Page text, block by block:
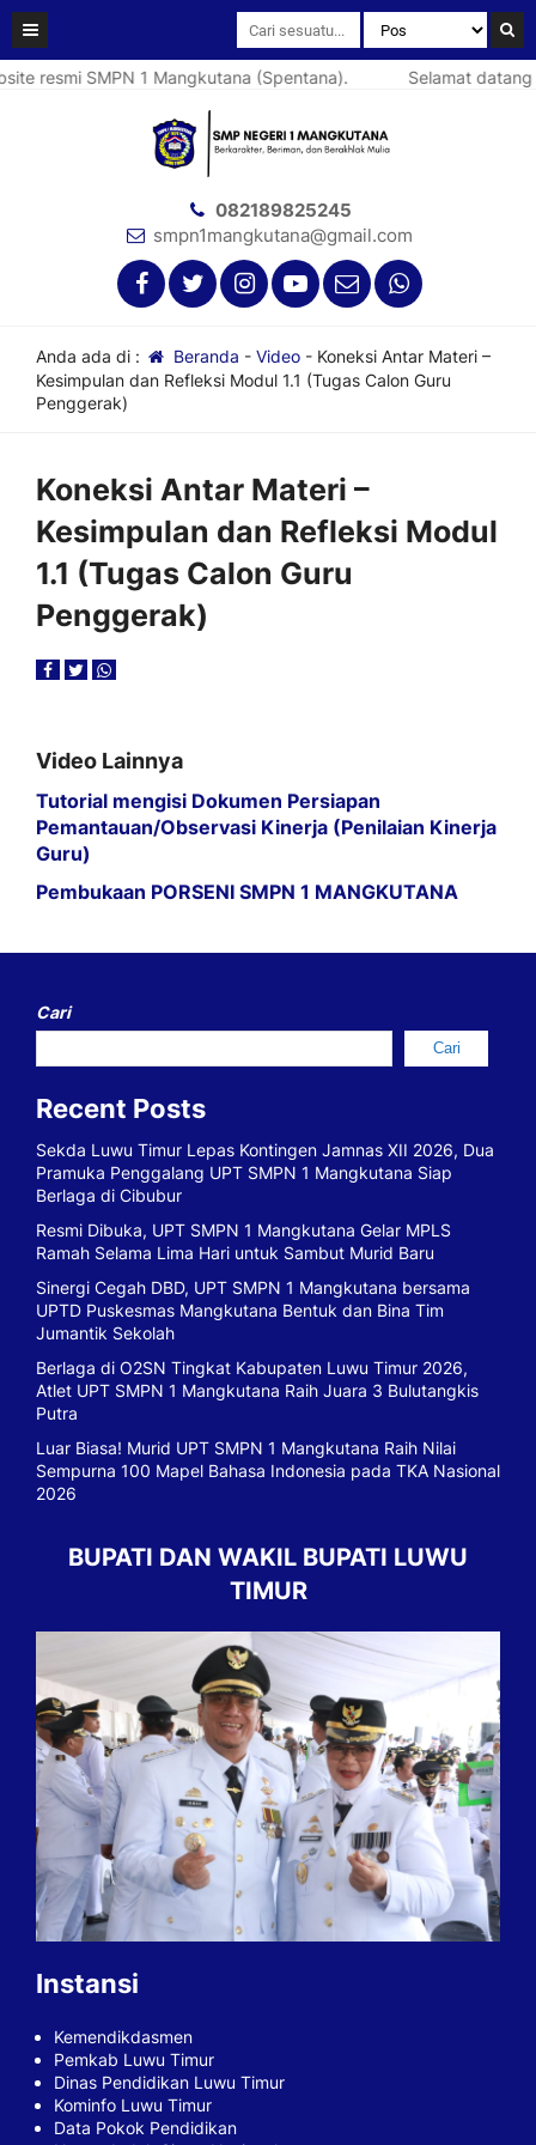
resmi SMPN 1 Mangkutana (Spentana). Selamat datang
082189825245
smpn1mangkutana@gmail.com
Anda ada di : Beranda - Video- Koneksi Antar Materi –
Kesimpulan dan Refleksi Modul 1.1 (Tugas Calon Guru
Penggerak)
Koneksi Antar Materi –
Kesimpulan dan Refleksi Modul
1.1 (Tugas Calon Guru
Penggerak)
Video Lainnya
Tutorial mengisi Dokumen Persiapan
Pemantauan/Observasi Kinerja (Penilaian Kinerja
Guru)
Pembukaan PORSENI SMPN 1 MANGKUTANA
Cari
Cari
Recent Posts
Sekda Luwu Timur Lepas Kontingen Jamnas XII 2026, Dua
Pramuka Penggalang UPT SMPN 1 Mangkutana Siap
Berlaga di Cibubur
Resmi Dibuka, UPT SMPN 1 Mangkutana Gelar MPLS
Ramah Selama Lima Hari untuk Sambut Murid Baru
Sinergi Cegah DBD, UPT SMPN 1 Mangkutana bersama
UPTD Puskesmas Mangkutana Bentuk dan Bina Tim
Jumantik Sekolah
Berlaga di O2SN Tingkat Kabupaten Luwu Timur 2026,
Atlet UPT SMPN 1 Mangkutana Raih Juara 3 Bulutangkis
Putra
Luar Biasa! Murid UPT SMPN 1 Mangkutana Raih Nilai
Sempurna 100 Mapel Bahasa Indonesia pada TKA Nasional
2026
BUPATI DAN WAKIL BUPATI LUWU
TIMUR
Instansi
Kemendikdasmen
Pemkab Luwu Timur
Dinas Pendidikan Luwu Timur
Kominfo Luwu Timur
Data Pokok Pendidikan